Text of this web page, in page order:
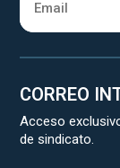
CORREO
Acceso
de sindicato.